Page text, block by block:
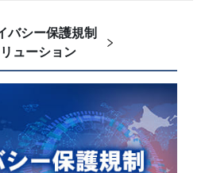
バシー保護規制
ューション